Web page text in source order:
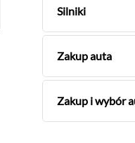
Silniki
Zakup auta
Zakup i wybór